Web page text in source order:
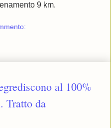
9 km.
al 100%
Tratto da